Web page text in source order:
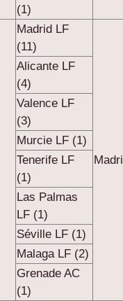
(1)
Madrid LF
(11)
Alicante LF
(4)
Valence LF
(3)
Murcie LF (1)
Tenerife LF
(1)
Las Palmas
LF (1)
Séville LF (1)
Malaga LF (2)
Grenade AC
(1)